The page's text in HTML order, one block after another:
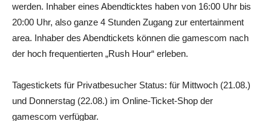
werden. Inhaber eines Abendticktes haben von 16:00 Uhr bis
20:00 Uhr, also ganze 4 Stunden Zugang zur entertainment
area. Inhaber des Abendtickets können die gamescom nach
der hoch frequentierten „Rush Hour“ erleben.
Tagestickets für Privatbesucher Status: für Mittwoch (21.08.)
und Donnerstag (22.08.) im Online-Ticket-Shop der
gamescom verfügbar.